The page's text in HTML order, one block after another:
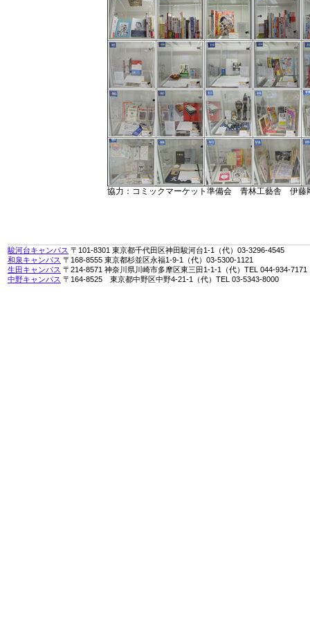
協力：コミックマーケット準備会 青林工藝舎 伊
駿河台キャンパス 〒101-8301 東京都千代田区神田駿河台1-1（代）03-3296-4545
和泉キャンパス 〒168-8555 東京都杉並区永福1-9-1（代）03-5300-1121
生田キャンパス 〒214-8571 神奈川県川崎市多摩区東三田1-1-1（代）TEL 044-934-7171
中野キャンパス 〒164-8525 東京都中野区中野4-21-1（代）TEL 03-5343-8000